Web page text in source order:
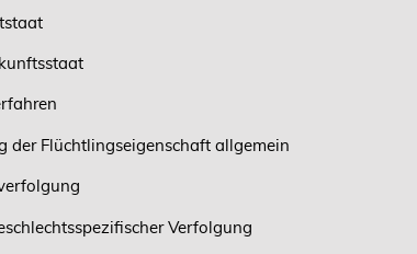
der Flüchtlingseigenschaft allgemein
Verfolgung